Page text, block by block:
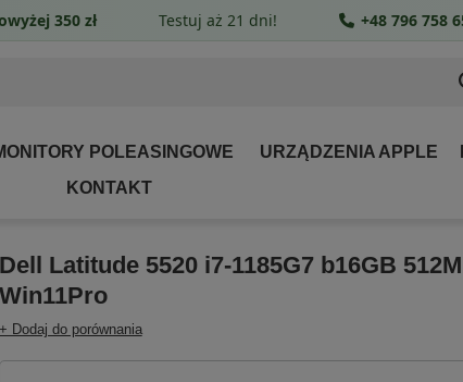
POLEASINGOWE URZĄDZENIA APPLE
KONTAKT
Dell Latitude 5520 i7-1185G7 b16GB
Win11Pro
+ Dodaj do porównania
350 zł Testuj aż 21 dni! +48 796 758